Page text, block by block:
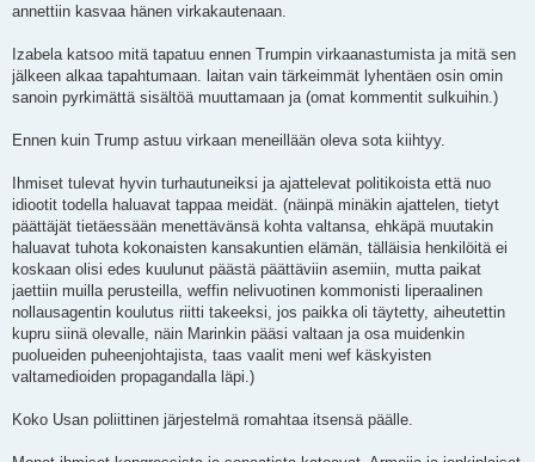
i
annettiin kasvaa hänen virkakautenaan.
Izabela katsoo mitä tapatuu ennen Trumpin virkaanastumista ja mitä sen
jälkeen alkaa tapahtumaan. laitan vain tärkeimmät lyhentäen osin omin
sanoin pyrkimättä sisältöä muuttamaan ja (omat kommentit sulkuihin.)
Ennen kuin Trump astuu virkaan meneillään oleva sota kiihtyy.
Ihmiset tulevat hyvin turhautuneiksi ja ajattelevat politikoista että nuo
idiootit todella haluavat tappaa meidät. (näinpä minäkin ajattelen, tietyt
päättäjät tietäessään menettävänsä kohta valtansa, ehkäpä muutakin
haluavat tuhota kokonaisten kansakuntien elämän, tälläisia henkilöitä ei
koskaan olisi edes kuulunut päästä päättäviin asemiin, mutta paikat
jaettiin muilla perusteilla, weffin nelivuotinen kommonisti liperaalinen
nollausagentin koulutus riitti takeeksi, jos paikka oli täytetty, aiheutettin
kupru siinä olevalle, näin Marinkin pääsi valtaan ja osa muidenkin
puolueiden puheenjohtajista, taas vaalit meni wef käskyisten
valtamedioiden propagandalla läpi.)
Koko Usan poliittinen järjestelmä romahtaa itsensä päälle.